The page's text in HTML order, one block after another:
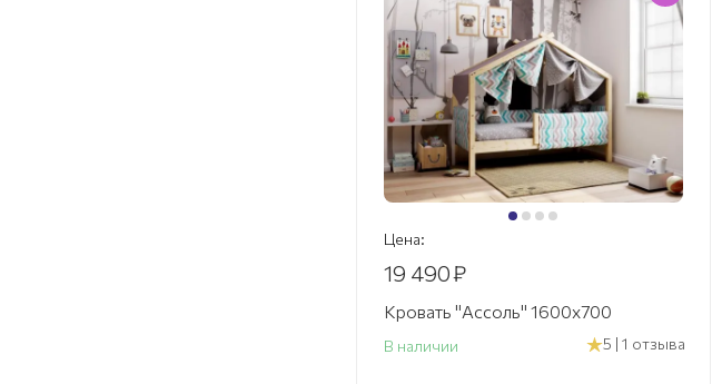
Цена:
19 490₽
Кровать "Ассоль" 1600х700
В наличии 5 | 1 отзыва